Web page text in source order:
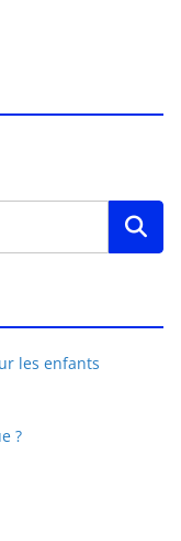
les enfants
?